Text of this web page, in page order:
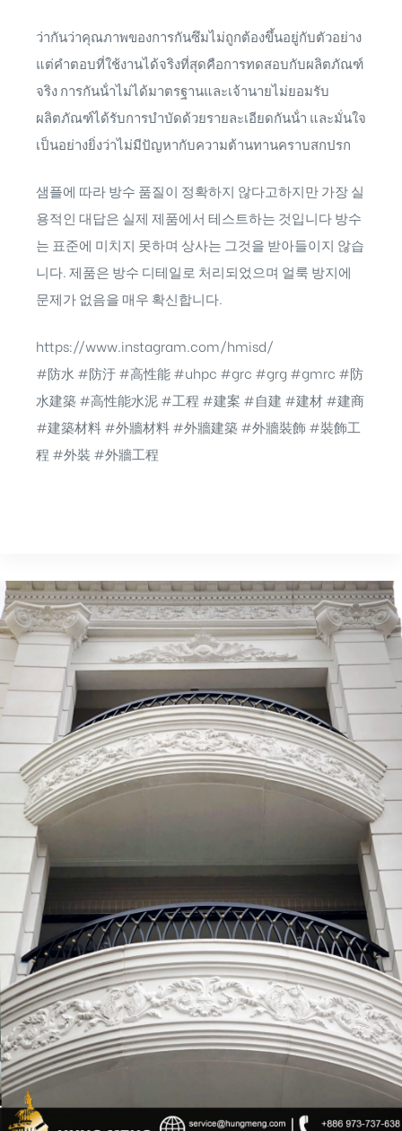
ว่ากันว่าคุณภาพของการกันซึมไม่ถูกต้องขึ้นอยู่กับตัวอย่าง
แต่คําตอบที่ใช้งานได้จริงที่สุดคือการทดสอบกับผลิตภัณฑ์
จริง การกันน้ําไม่ได้มาตรฐานและเจ้านายไม่ยอมรับ
ผลิตภัณฑ์ได้รับการบําบัดด้วยรายละเอียดกันน้ํา และมั่นใจ
เป็นอย่างยิ่งว่าไม่มีปัญหากับความต้านทานคราบสกปรก
샘플에 따라 방수 품질이 정확하지 않다고하지만 가장 실
용적인 대답은 실제 제품에서 테스트하는 것입니다 방수
는 표준에 미치지 못하며 상사는 그것을 받아들이지 않습
니다. 제품은 방수 디테일로 처리되었으며 얼룩 방지에
문제가 없음을 매우 확신합니다.
https://www.instagram.com/hmisd/
#防水 #防汙 #高性能 #uhpc #grc #grg #gmrc #防
水建築 #高性能水泥 #工程 #建案 #自建 #建材 #建商
#建築材料 #外牆材料 #外牆建築 #外牆裝飾 #裝飾工
程 #外裝 #外牆工程